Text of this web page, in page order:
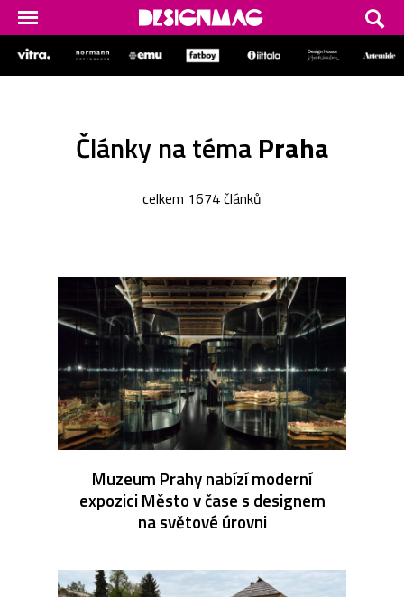
Články na témaPraha
celkem 1674 článků
Muzeum Prahy nabízí moderní
expozici Město v čase s designem
na světové úrovni